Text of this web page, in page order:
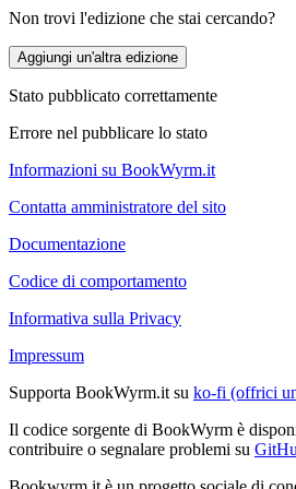
Non trovi l'edizione che stai cercando?
Aggiungi un'altra edizione
Stato pubblicato correttamente
Errore nel pubblicare lo stato
Informazioni su BookWyrm.it
Contatta amministratore del sito
Documentazione
Codice di comportamento
Informativa sulla Privacy
Impressum
Supporta BookWyrm.it su ko-fi (offrici
Il codice sorgente di BookWyrm è
contribuire o segnalare problemi su